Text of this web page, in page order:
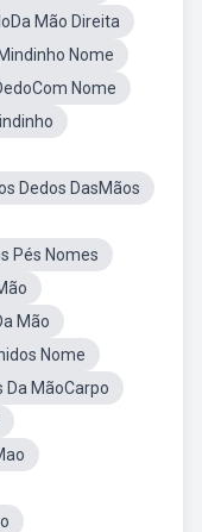
Mão Direita
Nome
Nome
Dedos DasMãos
Pés Nomes
Mão
Nome
Da MãoCarpo